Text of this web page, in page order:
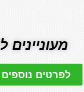
לפרטים